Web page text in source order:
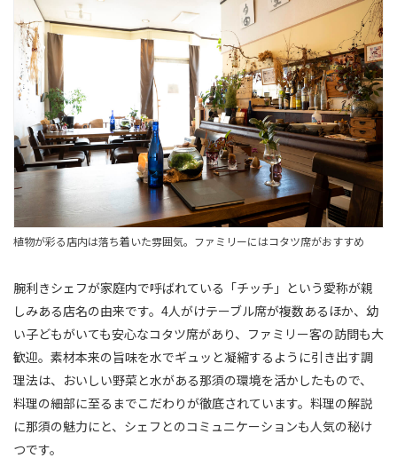
植物が彩る店内は落ち着いた雰囲気。ファミリーにはコタツ席がおすすめ
腕利きシェフが家庭内で呼ばれている「チッチ」という愛称が親
しみある店名の由来です。4人がけテーブル席が複数あるほか、幼
い子どもがいても安心なコタツ席があり、ファミリー客の訪問も大
歓迎。素材本来の旨味を水でギュッと凝縮するように引き出す調
理法は、おいしい野菜と水がある那須の環境を活かしたもので、
料理の細部に至るまでこだわりが徹底されています。料理の解説
に那須の魅力にと、シェフとのコミュニケーションも人気の秘け
つです。